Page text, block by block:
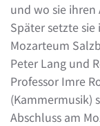
und wo sie ihren
Später setzte
Mozarteum
Peter Lang und
Professor Imre
(Kammermusik)
Abschluss am